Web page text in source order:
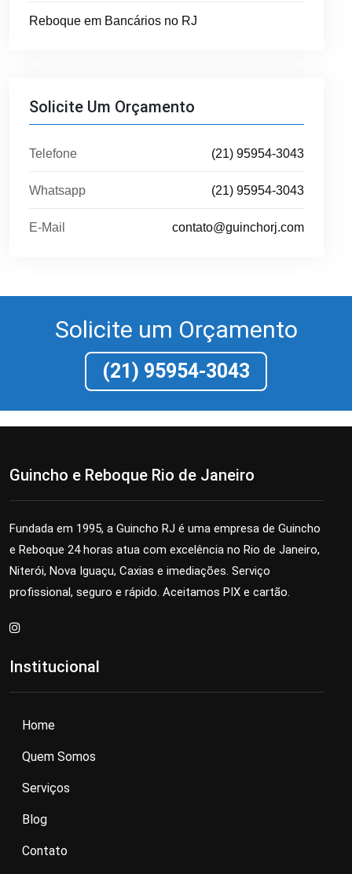
Reboque em Bancários no RJ
Solicite Um Orçamento
Telefone (21) 95954-3043
Whatsapp (21) 95954-3043
E-Mail contato@guinchorj.com
Solicite um Orçamento
(21) 95954-3043
Guincho e Reboque Rio de Janeiro
Fundada em 1995, a Guincho RJ é uma empresa de Guincho
e Reboque 24 horas atua com excelência no Rio de Janeiro,
Niterói, Nova Iguaçu, Caxias e imediações. Serviço
profissional, seguro e rápido. Aceitamos PIX e cartão.
Institucional
Home
Quem Somos
Serviços
Blog
Contato